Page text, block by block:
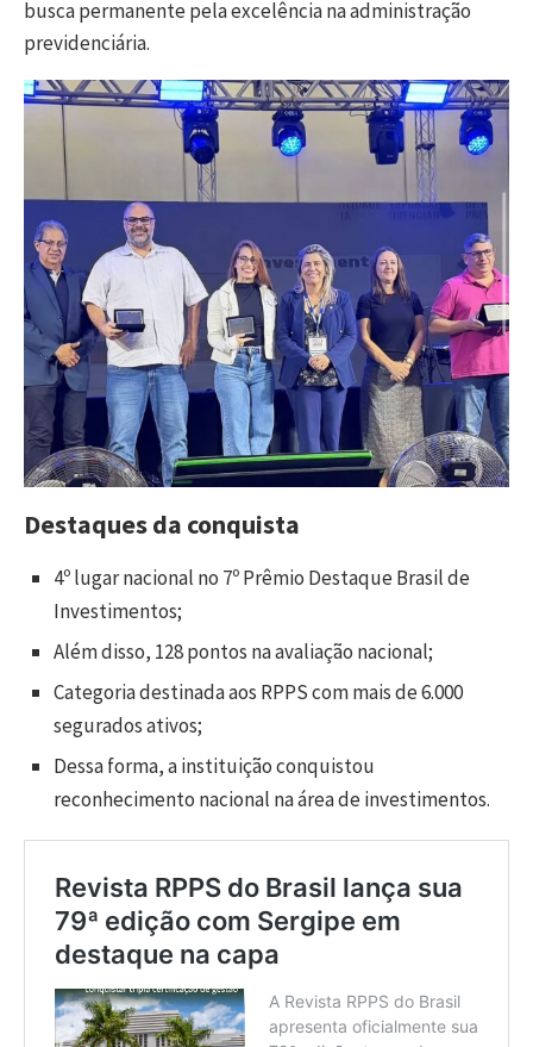
busca permanente pela excelência na administração
previdenciária.
Destaques da conquista
4º lugar nacional no 7º Prêmio Destaque Brasil de
Investimentos;
Além disso, 128 pontos na avaliação nacional;
Categoria destinada aos RPPS com mais de 6.000
segurados ativos;
Dessa forma, a instituição conquistou
reconhecimento nacional na área de investimentos.